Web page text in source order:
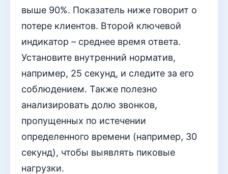
выше 90%. Показатель ниже говорит о
потере клиентов. Второй ключевой
индикатор – среднее время ответа.
Установите внутренний норматив,
например, 25 секунд, и следите за его
соблюдением. Также полезно
анализировать долю звонков,
пропущенных по истечении
определенного времени (например, 30
секунд), чтобы выявлять пиковые
нагрузки.